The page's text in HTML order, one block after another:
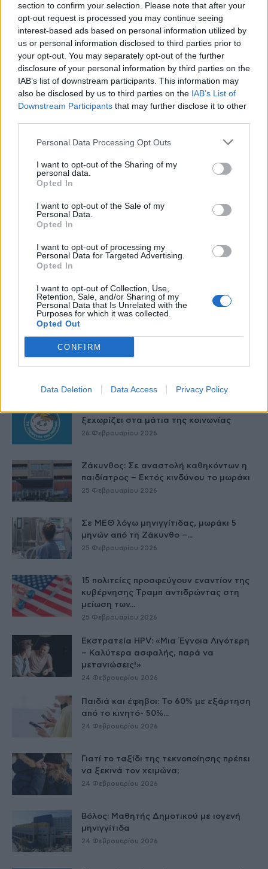
section to confirm your selection. Please note that after your
opt-out request is processed you may continue seeing
interest-based ads based on personal information utilized by
us or personal information disclosed to third parties prior to
your opt-out. You may separately opt-out of the further
disclosure of your personal information by third parties on the
IAB’s list of downstream participants. This information may
also be disclosed by us to third parties on the IAB’s List of
Downstream Participants that may further disclose it to other
Personal Data Processing Opt Outs
I want to opt-out of the Sharing of my
personal data.
Opted In
I want to opt-out of the Sale of my
Personal Data.
Opted In
I want to opt-out of processing my
Personal Data for Targeted Advertising.
Opted In
I want to opt-out of Collection, Use,
Retention, Sale, and/or Sharing of my
Personal Data that Is Unrelated with the
Purposes for which it was collected.
Opted Out
CONFIRM
Data Deletion Data Access Privacy Policy
healthstories
Δείτε Ακόμη
Γαλλία – Η τοξίνη κερεουλίδη
εντοπίστηκε σε βρέφος από βρεφικό
γάλα...
Όταν οι έφηβοι καπνίζουν – Η
ξεχωρίζει στα μάτια της κοινωνίας
26 Φεβρουαρίου 2026
Ζάκυνθος: Σε αναστολή καθηκόντων η
παιδίατρος – Εκτός κινδύνου το μωράκι
25 Φεβρουαρίου 2026
Σε ΜΕΘ λόγω μηνιγγίτιδας, μωράκι 5
μηνών από τη Ζάκυνθο –...
25 Φεβρουαρίου 2026
15 πολιτείες προσφεύγουν εναντίον της
κυβέρνησης Τραμπ αντιδρώντας στη
μείωση των...
25 Φεβρουαρίου 2026
Εκστρατεία HPV: «Μια Έγνοια Λιγότερη
– Καλύτερα ασφαλής, παρά να
μετανιώσεις!»
24 Φεβρουαρίου 2026
Παιδιά και έφηβοι: Το 60% με εξάρτηση
από το κινητό- 50%...
24 Φεβρουαρίου 2026
Γιατί το ταξίδι της τεκνοποίησης πρέπει
να ξεκινά τον χειμώνα;
24 Φεβρουαρίου 2026
Βόλος: Μαθητής Δημοτικού με ιογενή
μηνιγγίτιδα
24 Φεβρουαρίου 2026